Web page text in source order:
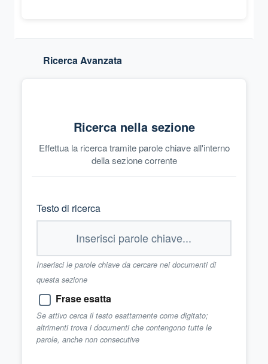
Ricerca Avanzata
Ricerca nella sezione
Effettua la ricerca tramite parole chiave all'interno
della sezione corrente
Testo di ricerca
Inserisci le parole chiave da cercare nei documenti di
questa sezione
Frase esatta
Se attivo cerca il testo esattamente come digitato;
altrimenti trova i documenti che contengono tutte le
parole, anche non consecutive